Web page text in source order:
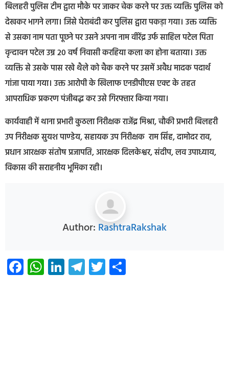
बिलहरी पुलिस टीम द्वारा मौके पर जाकर चेक करने पर उक्त व्यक्ति पुलिस को
देखकर भागने लगा। जिसे घेराबंदी कर पुलिस द्वारा पकड़ा गया। उक्त व्यक्ति
से उसका नाम पता पूछने पर उसने अपना नाम वीरेंद्र उर्फ साहिल पटेल पिता
वृन्दावन पटेल उम्र 20 वर्ष निवासी करहिया कला का होना बताया। उक्त
व्यक्ति से उसके पास रखे थैले को चैक करने पर उसमें अवैध मादक पदार्थ
गांजा पाया गया। उक्त आरोपी के खिलाफ एनडीपीएस एक्ट के तहत
आपराधिक प्रकरण पंजीबद्ध कर उसे गिरफ्तार किया गया।
कार्यवाही में थाना प्रभारी कुठला निरीक्षक राजेंद्र मिश्रा, चौकी प्रभारी बिलहरी
उप निरीक्षक सुयश पाण्डेय, सहायक उप निरीक्षक राम सिंह, दामोदर राव,
प्रधान आरक्षक संतोष प्रजापति, आरक्षक दिलकेश्वर, संदीप, लव उपाध्याय,
विकास की सराहनीय भूमिका रही।
Author: RashtraRakshak
Facebook
WhatsApp
LinkedIn
Telegram
Twitter